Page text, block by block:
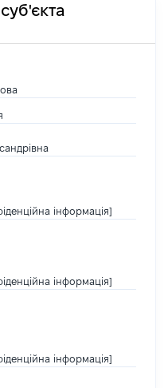
інформація]
інформація]
інформація]